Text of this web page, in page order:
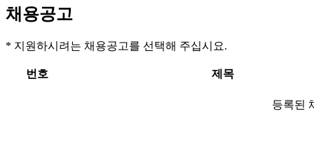
채용공고
* 지원하시려는 채용공고를 선택해 주십시요.
번호 제목
등록된